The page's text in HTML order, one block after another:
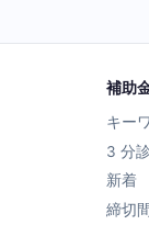
補助
キー
3 分
新着
締切